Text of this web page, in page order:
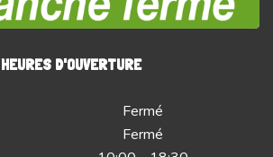
HEURES D'OUVERTURE
Fermé
Fermé